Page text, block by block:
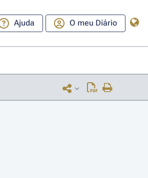
Ajuda O meu Diário